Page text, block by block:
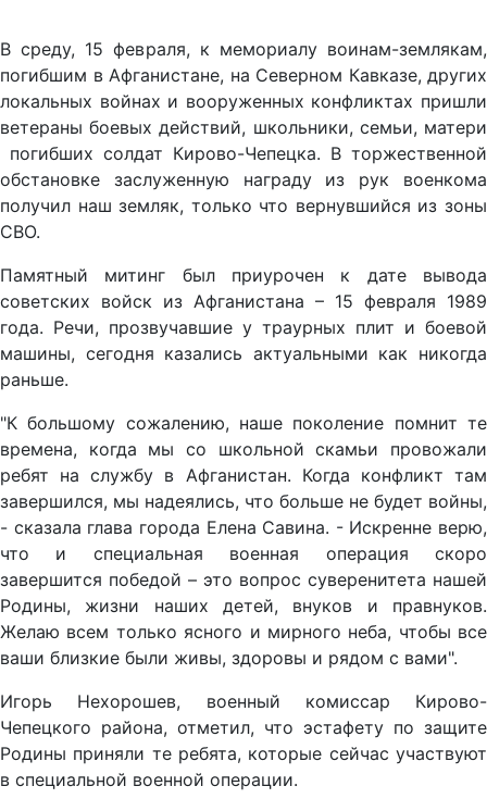
В среду, 15 февраля, к мемориалу воинам-землякам,
погибшим в Афганистане, на Северном Кавказе, других
локальных войнах и вооруженных конфликтах пришли
ветераны боевых действий, школьники, семьи, матери
погибших солдат Кирово-Чепецка. В торжественной
обстановке заслуженную награду из рук военкома
получил наш земляк, только что вернувшийся из зоны
СВО.
Памятный митинг был приурочен к дате вывода
советских войск из Афганистана – 15 февраля 1989
года. Речи, прозвучавшие у траурных плит и боевой
машины, сегодня казались актуальными как никогда
раньше.
"К большому сожалению, наше поколение помнит те
времена, когда мы со школьной скамьи провожали
ребят на службу в Афганистан. Когда конфликт там
завершился, мы надеялись, что больше не будет войны,
- сказала глава города Елена Савина. - Искренне верю,
что и специальная военная операция скоро
завершится победой – это вопрос суверенитета нашей
Родины, жизни наших детей, внуков и правнуков.
Желаю всем только ясного и мирного неба, чтобы все
ваши близкие были живы, здоровы и рядом с вами".
Игорь Нехорошев, военный комиссар Кирово-
Чепецкого района, отметил, что эстафету по защите
Родины приняли те ребята, которые сейчас участвуют
в специальной военной операции.